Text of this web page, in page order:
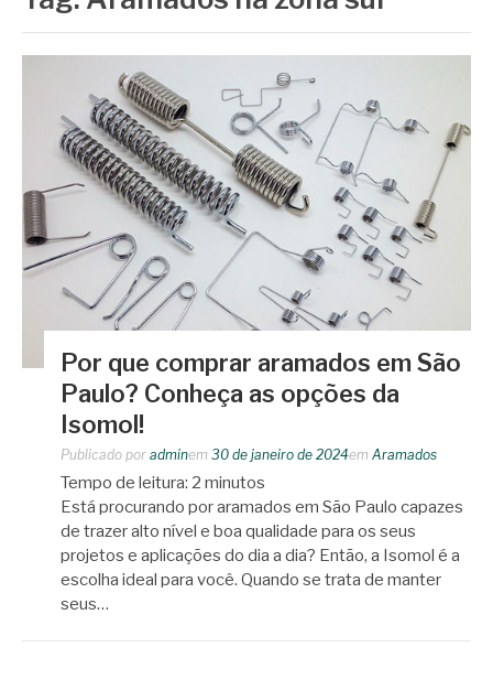
Por que comprar aramados em São
Paulo? Conheça as opções da
Isomol!
Publicado por adminem 30 de janeiro de 2024em Aramados
Tempo de leitura: 2 minutos
Está procurando por aramados em São Paulo capazes
de trazer alto nível e boa qualidade para os seus
projetos e aplicações do dia a dia? Então, a Isomol é a
escolha ideal para você. Quando se trata de manter
seus…